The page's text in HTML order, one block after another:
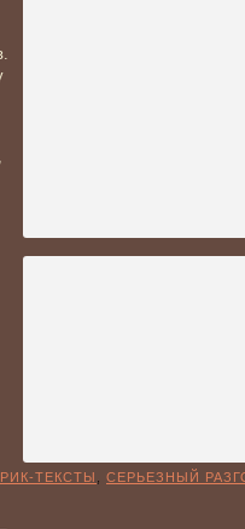
ТЕКСТЫ СЕРЬЕЗНЫЙ